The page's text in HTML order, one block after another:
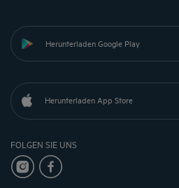
Herunterladen Google Play
Herunterladen App Store
FOLGEN SIE UNS